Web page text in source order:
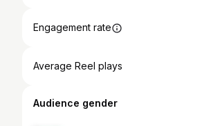
Engagement rate
Average Reel plays
Audience gender